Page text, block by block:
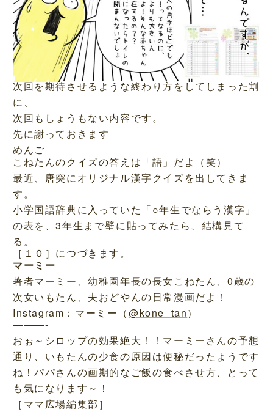
次回を期待させるような終わり方をしてしまった割
に、
次回もしょうもない内容です。
先に謝っておきます
めんご
こねたんのクイズの答えは「語」だよ（笑）
最近、唐突にオリジナル漢字クイズを出してきま
す。
小学国語辞典に入っていた「○年生でならう漢字」
の表を、3年生まで壁に貼ってみたら、結構見て
る。
［１０］につづきます。
マーミー
著者マーミー、幼稚園年長の長女こねたん、0歳の
次女いもたん、夫おどやんの日常漫画だよ！
Instagram：マーミー（@kone_tan）
———-
おぉ～シロップの効果絶大！！マーミーさんの予想
通り、いもたんの少食の原因は便秘だったようです
ね！パパさんの画期的なご飯の食べさせ方、とって
も気になります～！
［ママ広場編集部］